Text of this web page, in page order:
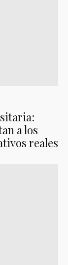
a los
reales